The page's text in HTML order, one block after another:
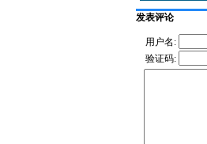
发表评论
用户名:
验证码: